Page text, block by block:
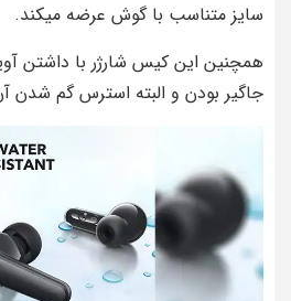
سایز متناسب با گوش عرضه میکند.
همچنین این کیس شارژر با داشتن
جاگیر بودن و البته استرس گم شدن